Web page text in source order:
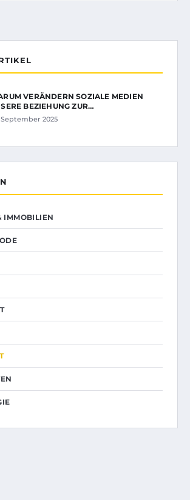
VERÄNDERN SOZIALE MEDIEN
BEZIEHUNG ZUR…
September 2025
IMMOBILIEN